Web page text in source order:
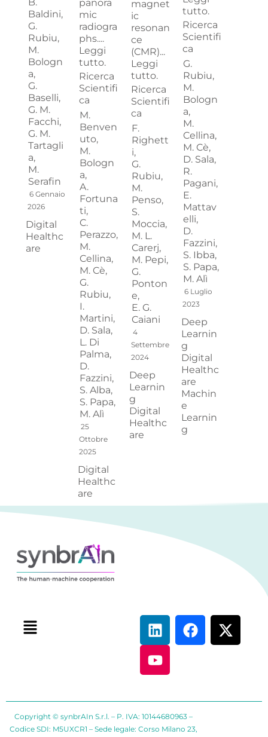
Baldini,
G.
Rubiu,
M.
Bologn
a,
G.
Baselli,
G. M.
Facchi,
G. M.
Tartagli
a,
M.
Serafin
6 Gennaio
2026
Digital
Healthc
are
panora
mic
radiogra
phs....
Leggi
tutto.
Ricerca
Scientifi
ca
M.
Benven
uto,
M.
Bologn
a,
A.
Fortuna
ti,
C.
Perazzo,
M.
Cellina,
M. Cè,
G.
Rubiu,
I.
Martini,
D. Sala,
L. Di
Palma,
D.
Fazzini,
S. Alba,
S. Papa,
M. Alì
25
Ottobre
2025
Digital
Healthc
are
magnet
ic
resonan
ce
(CMR)...
Leggi
tutto.
Ricerca
Scientifi
ca
F.
Righett
i,
G.
Rubiu,
M.
Penso,
S.
Moccia,
M. L.
Carerj,
M. Pepi,
G.
Ponton
e,
E. G.
Caiani
4
Settembre
2024
Deep
Learnin
g
Digital
Healthc
are
tutto.
Ricerca
Scientifi
ca
G.
Rubiu,
M.
Bologn
a,
M.
Cellina,
M. Cè,
D. Sala,
R.
Pagani,
E.
Mattav
elli,
D.
Fazzini,
S. Ibba,
S. Papa,
M. Alì
6 Luglio
2023
Deep
Learnin
g
Digital
Healthc
are
Machin
e
Learnin
g
Copyright © synbrAIn S.r.l. – P. IVA: 10144680963 –
Codice SDI: M5UXCR1 – Sede legale: Corso Milano 23,